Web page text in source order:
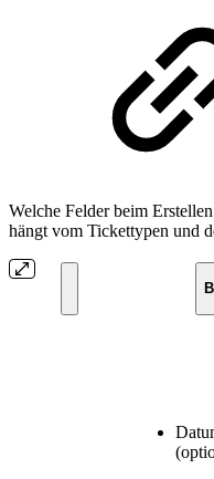
Welche Felder beim
hängt vom Tickettypen und